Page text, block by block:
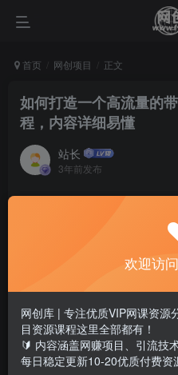
首页 网创项目 正文
如何打造一个高流量的
程，内容详细易懂
站长
3年前发布
欢迎访
网创库 | 专注优质VIP网课资源
目资源课程这里全部都有！
🔰 内容涵盖网赚项目、引流技
每日稳定更新10-20优质付费资